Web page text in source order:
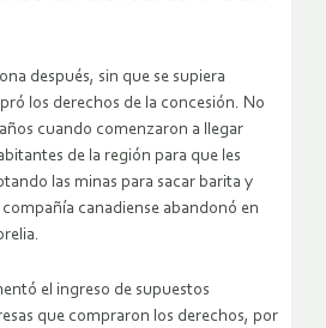
después, sin que se supiera
los derechos de la concesión. No
cuando comenzaron a llegar
de la región para que les
las minas para sacar barita y
canadiense abandonó en
el ingreso de supuestos
que compraron los derechos, por